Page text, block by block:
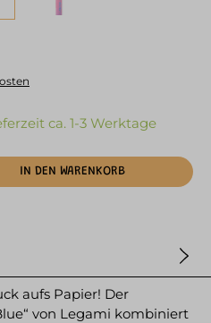
ca. 1-3 Werktage
IN DEN WARENKORB
aufs Papier! Der
von Legami kombiniert